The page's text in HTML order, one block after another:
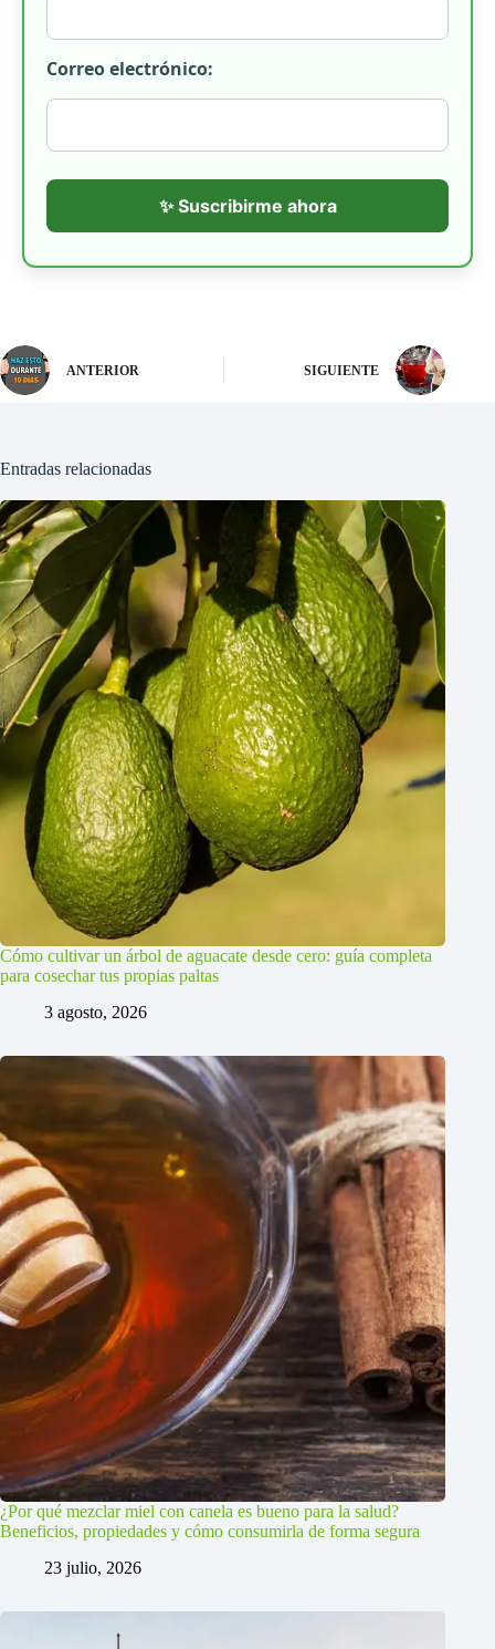
Correo electrónico:
✨ Suscribirme ahora
ANTERIOR SIGUIENTE
Entradas relacionadas
Cómo cultivar un árbol de aguacate desde cero: guía completa
para cosechar tus propias paltas
3 agosto, 2026
¿Por qué mezclar miel con canela es bueno para la salud?
Beneficios, propiedades y cómo consumirla de forma segura
23 julio, 2026